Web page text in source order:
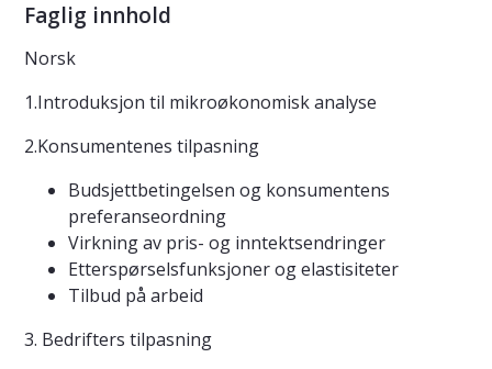
Faglig innhold
Norsk
1.Introduksjon til mikroøkonomisk analyse
2.Konsumentenes tilpasning
Budsjettbetingelsen og konsumentens
preferanseordning
Virkning av pris- og inntektsendringer
Etterspørselsfunksjoner og elastisiteter
Tilbud på arbeid
3. Bedrifters tilpasning